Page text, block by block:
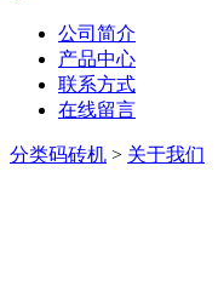
公司简介
产品中心
联系方式
在线留言
分类码砖机 > 关于我们